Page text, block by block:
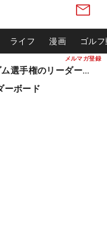
メルマガ登録
ライフ 漫画 ゴル
松山英樹ら出場 ウィンダム選手権のリーダーボード
ボード